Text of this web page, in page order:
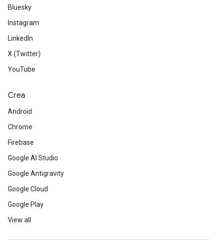
Bluesky
Instagram
LinkedIn
X (Twitter)
YouTube
Crea
Android
Chrome
Firebase
Google AI Studio
Google Antigravity
Google Cloud
Google Play
View all